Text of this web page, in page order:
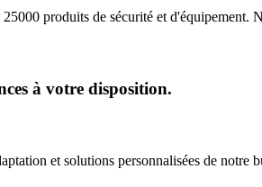
produits de sécurité et
à votre disposition.
et solutions personnalisées de notre